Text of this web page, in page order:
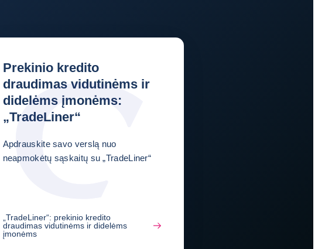
Prekinio kredito
draudimas vidutinėms ir
didelėms įmonėms:
„TradeLiner“
Apdrauskite savo verslą nuo
neapmokėtų sąskaitų su „TradeLiner“
„TradeLiner“: prekinio kredito
draudimas vidutinėms ir didelėms
įmonėms